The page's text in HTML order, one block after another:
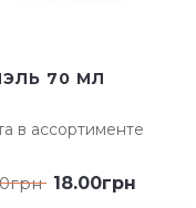
70 МЛ
в ассортименте
18.00грн